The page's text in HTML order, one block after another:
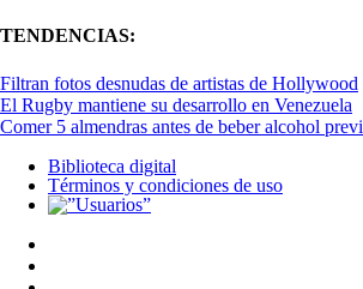
TENDENCIAS:
Filtran fotos desnudas de artistas de Hollywood
El Rugby mantiene su desarrollo en Venezuela
Comer 5 almendras antes de beber alcohol
Biblioteca digital
Términos y condiciones de uso